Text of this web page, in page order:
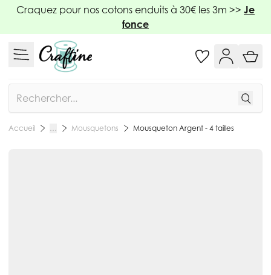
Allez au contenu
Craquez pour nos cotons enduits à 30€ les 3m >> Je
fonce
Accueil … Mousquetons Mousqueton Argent - 4 tailles